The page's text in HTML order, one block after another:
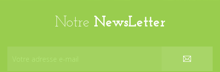
Notre NewsLetter